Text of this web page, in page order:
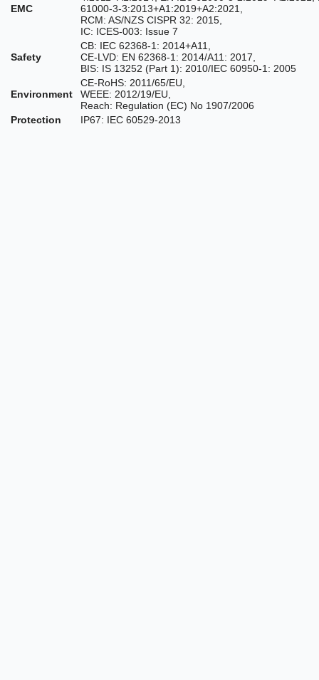
EMC
61000-3-3:2013+A1:2019+A2:2021,
RCM: AS/NZS CISPR 32: 2015,
IC: ICES-003: Issue 7
Safety
CB: IEC 62368-1: 2014+A11,
CE-LVD: EN 62368-1: 2014/A11: 2017,
BIS: IS 13252 (Part 1): 2010/IEC 60950-1: 2005
Environment
CE-RoHS: 2011/65/EU,
WEEE: 2012/19/EU,
Reach: Regulation (EC) No 1907/2006
Protection
IP67: IEC 60529-2013